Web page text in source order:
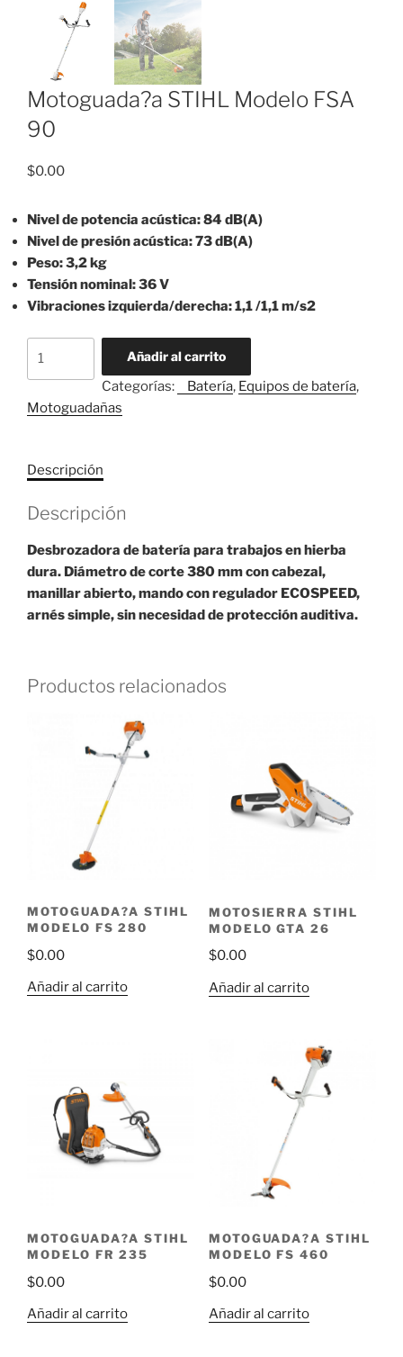
Motoguada?a STIHL Modelo FSA
90
$0.00
Nivel de potencia acústica: 84 dB(A)
Nivel de presión acústica: 73 dB(A)
Peso: 3,2 kg
Tensión nominal: 36 V
Vibraciones izquierda/derecha: 1,1 /1,1 m/s2
Modelo
cantidad
Añadir al carrito
Categorías: ⠀Batería, Equipos de batería,
Motoguadañas
Descripción
Descripción
Desbrozadora de batería para trabajos en hierba
dura. Diámetro de corte 380 mm con cabezal,
manillar abierto, mando con regulador ECOSPEED,
arnés simple, sin necesidad de protección auditiva.
Productos relacionados
MOTOGUADA?A STIHL
MODELO FS 280
$0.00
Añadir al carrito
MOTOSIERRA STIHL
MODELO GTA 26
$0.00
Añadir al carrito
MOTOGUADA?A STIHL
MODELO FR 235
$0.00
Añadir al carrito
MOTOGUADA?A STIHL
MODELO FS 460
$0.00
Añadir al carrito